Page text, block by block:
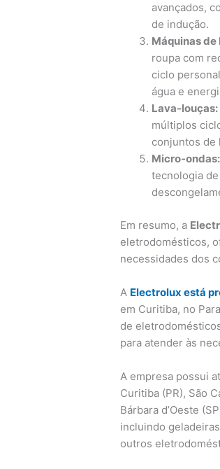
avançados,
de indução.
Máquinas de
roupa com
ciclo
água e
Lava-louças:
múltiplos
conjuntos de
Micro-ondas:
tecnologia
Em resumo, a
eletrodomésticos,
necessidades dos
A Electrolux está
em Curitiba, no
de
para atender às
A empresa possui
Curitiba (PR), São
Bárbara d’Oeste
incluindo
outros